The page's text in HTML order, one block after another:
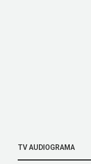
TV AUDIOGRAMA